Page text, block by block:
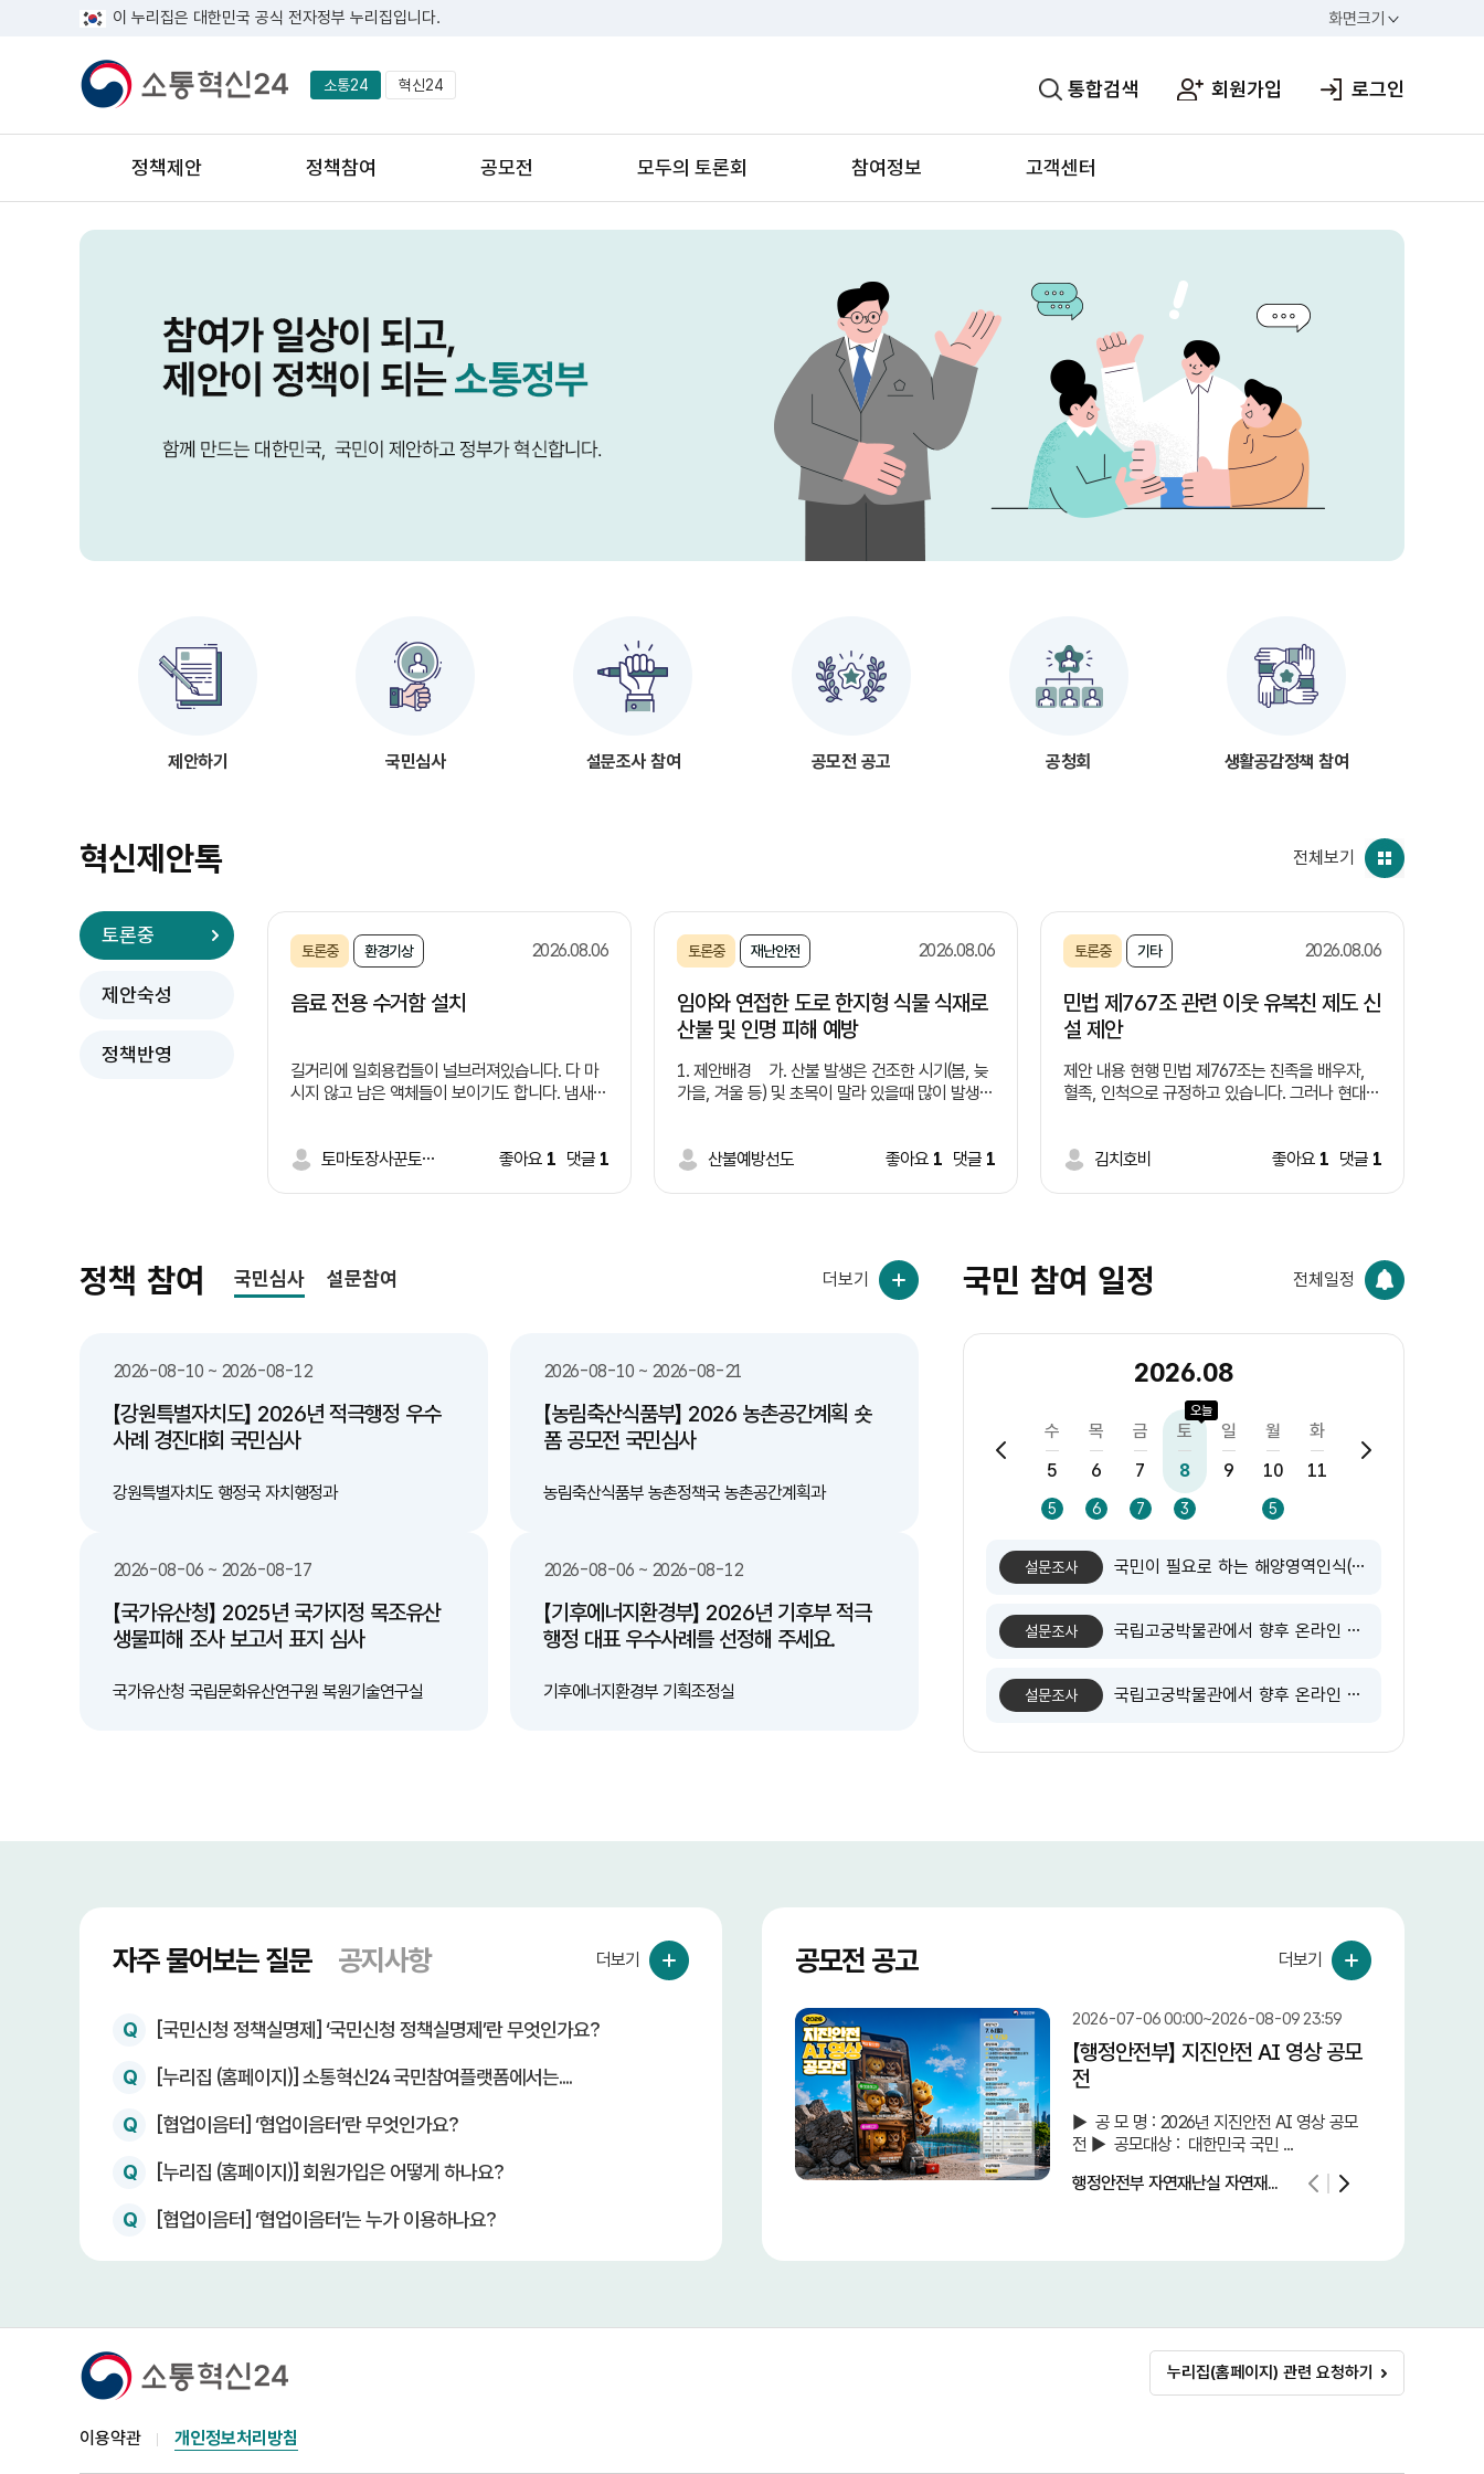
이 누리집은 대한민국 공식 전자정부 누리집입니다. 화면크기
소통24 혁신24 통합검색 회원가입 로그인
정책제안 정책참여 공모전 모두의 토론회 참여정보 고객센터
제안하기 국민심사 설문조사 참여 공모전 공고 공청회 생활공감정책 참여
혁신제안톡
토론중
제안숙성
정책반영
토론중 환경기상 2026.08.06
음료 전용 수거함 설치
길거리에 일회용컵들이 널브러져있습니다. 다 마
시지 않고 남은 액체들이 보이기도 합니다. 냄새는
면서 외관상으로도 보기 좋지 않습니다. 이러한 일
양 오염 -악취 및 해충:부패로 악취 발생 및 해충
번식 -처리 비용 증가:전용 처리 시설 부족으로 비
투입구)'가 결합된 통합 일회용 컵 수거함 설치 -
음료 수거함 내부 필터링/배수 시스템을 구축하여
액체만 따로 모으거나 하수로 안전하게 배출할 수
있는 구조 마련 연계 및 보완 대책 -분리배출 시
서" 배출하는 캠페인 추진 및 안내 문구 부착 -시
폐기물 및 유기물을 활용한 바이오에너지 전환 기
술 연계 검토 기대효과 -쾌적한 도심 환경 조성:
무단투기 감소로 악취 및 해충 번식을 방지하여
미관과 위생 상태 대폭 개선 -재활용률 향상 및
선별 효율을 높이고 쓰레기 처리 과정에서 발생하
토마토장사꾼토끼똥싸 좋아요 1 댓글 1
토론중 재난안전 2026.08.06
임야와 연접한 도로 한지형 식물 식재로
산불 및 인명 피해 예방
1. 제안배경 가. 산불 발생은 건조한 시기(봄, 늦
가을, 겨울 등) 및 초목이 말라 있을때 많이 발생
초 투기로 인해 산불 발생 지속(사례 제시)
무점터널 인근 1톤 트럭에서 던진 담배꽁초가 원
제공 실화자 검거는 상대적으로 낮음(사각지대 많
방지망, 코아네트, 콘크리트, 견치석 등으로 마무
리 2. 제안내용 가. 임야와 연접한 도로 건설
및 개설, 정비 등 시행시 도로변으로 부터 0~0미
터 한지형식물 식재 법제화 * 자생력이 강
일정 지역 시범 적용후 제도 완성 다. 기존 도로
소 라. 예산 절감(산불 발생으로 인한 막대한
피해액에 비해 한지형 식물 식재 비용이 저렴)
산불예방선도 좋아요 1 댓글 1
토론중 기타 2026.08.06
민법 제767조 관련 이웃 유복친 제도 신
설 제안
제안 내용 현행 민법 제767조는 친족을 배우자,
혈족, 인척으로 규정하고 있습니다. 그러나 현대사
정한 요건을 갖춘 이웃을 '유복친'으로 인정하는
의 권리는 변경하지 않고, 공동체 활동이나 복지
분야에서만 제한적으로 활용할 것. 기대 효과 ㆍ이
회복 ㆍ사회적 돌봄 강화
김치호비 좋아요 1 댓글 1
전체보기
정책 참여 국민심사 설문참여
2026-08-10 ~ 2026-08-12
【강원특별자치도】 2026년 적극행정 우수
사례 경진대회 국민심사
강원특별자치도 행정국 자치행정과
2026-08-10 ~ 2026-08-21
【농림축산식품부】 2026 농촌공간계획 숏
폼 공모전 국민심사
농림축산식품부 농촌정책국 농촌공간계획과
2026-08-06 ~ 2026-08-17
【국가유산청】 2025년 국가지정 목조유산
생물피해 조사 보고서 표지 심사
국가유산청 국립문화유산연구원 복원기술연구실
2026-08-06 ~ 2026-08-12
【기후에너지환경부】 2026년 기후부 적극
행정 대표 우수사례를 선정해 주세요.
기후에너지환경부 기획조정실
더보기 국민 참여 일정
2026.08
화
수
목
금
토
일
월
토
수
5
5
목
6
6
금
7
7
토
8
오늘
3
일
9
월
10
5
화
11
설문조사 국민이 필요로 하는 해양영역인식(MDA) 기반 해양정보는 무엇일까요?
설문조사 국립고궁박물관에서 향후 온라인 비대면 교육 확대 시 참여하고 싶은 분야가 있다면 골라주세요.
설문조사 국립고궁박물관에서 향후 온라인 비대면 교육 확대 시 참여하고 싶은 분야가 있다면 골라주세요.
전체일정
자주 물어보는 질문 공지사항
Q [국민신청 정책실명제] ‘국민신청 정책실명제’란 무엇인가요?
Q [누리집 (홈페이지)] 소통혁신24 국민참여플랫폼에서는....
Q [협업이음터] ‘협업이음터’란 무엇인가요?
Q [누리집 (홈페이지)] 회원가입은 어떻게 하나요?
Q [협업이음터] ‘협업이음터’는 누가 이용하나요?
더보기 공모전 공고
2026-07-06 00:00~2026-08-09 23:59
【행정안전부】 지진안전 AI 영상 공모
전
► 공 모 명 : 2026년 지진안전 AI 영상 공모
전 ► 공모대상 : 대한민국 국민 ...
행정안전부 자연재난실 자연재...
더보기
누리집(홈페이지) 관련 요청하기
이용약관 개인정보처리방침